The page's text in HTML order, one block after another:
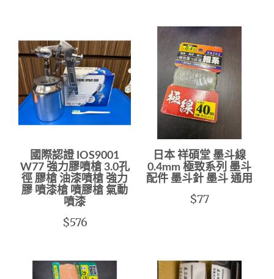
國際認證 IOS9001
W77 強力膠噴槍 3.0孔
徑 膠槍 油漆噴槍 強力
膠 噴漆槍 噴膠槍 氣動
噴漆
$576
日本 祥碩堂 墨斗線
0.4mm 極致系列 墨斗
配件 墨斗針 墨斗 通用
$77